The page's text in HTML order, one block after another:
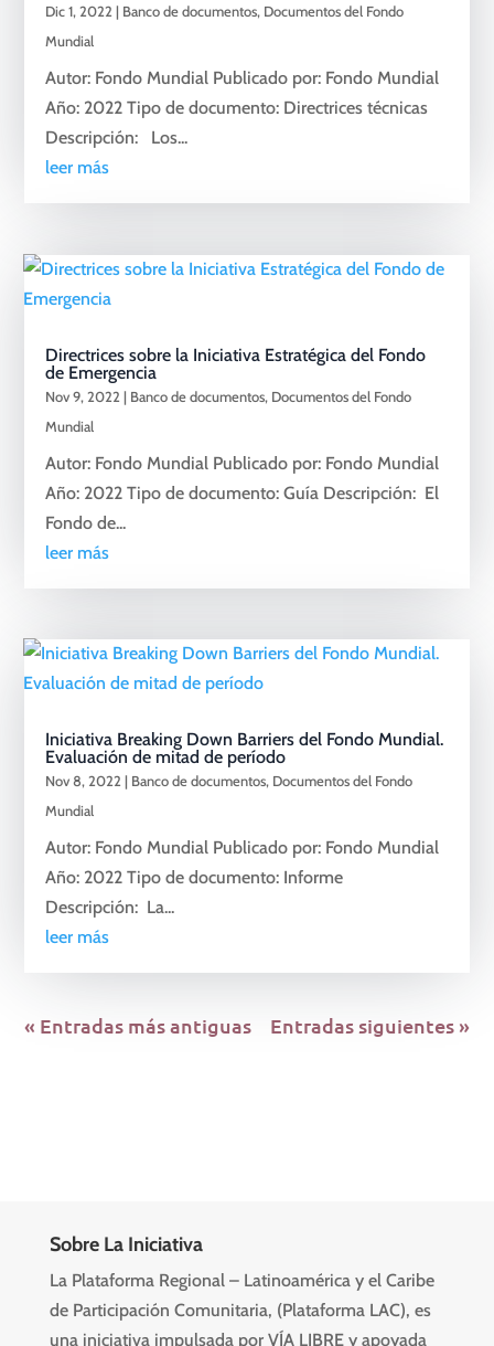
Dic 1, 2022| Banco de documentos, Documentos del Fondo
Mundial
Autor: Fondo Mundial Publicado por: Fondo Mundial
Año: 2022 Tipo de documento: Directrices técnicas
Descripción: Los...
leer más
Directrices sobre la Iniciativa Estratégica del Fondo
de Emergencia
Nov 9, 2022 | Banco de documentos, Documentos del Fondo
Mundial
Autor: Fondo Mundial Publicado por: Fondo Mundial
Año: 2022 Tipo de documento: Guía Descripción: El
Fondo de...
leer más
Iniciativa Breaking Down Barriers del Fondo Mundial.
Evaluación de mitad de período
Nov 8, 2022 | Banco de documentos, Documentos del Fondo
Mundial
Autor: Fondo Mundial Publicado por: Fondo Mundial
Año: 2022 Tipo de documento: Informe
Descripción: La...
leer más
« Entradas más antiguas Entradas siguientes »
Sobre La Iniciativa
La Plataforma Regional – Latinoamérica y el Caribe
de Participación Comunitaria, (Plataforma LAC), es
una iniciativa impulsada por VÍA LIBRE y apoyada